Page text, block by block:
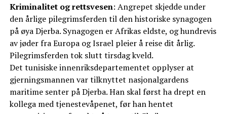
Kriminalitet og rettsvesen: Angrepet skjedde under
den årlige pilegrimsferden til den historiske synagogen
på øya Djerba. Synagogen er Afrikas eldste, og hundrevis
av jøder fra Europa og Israel pleier å reise dit årlig.
Pilegrimsferden tok slutt tirsdag kveld.
Det tunisiske innenriksdepartementet opplyser at
gjerningsmannen var tilknyttet nasjonalgardens
maritime senter på Djerba. Han skal først ha drept en
kollega med tjenestevåpenet, før han hentet